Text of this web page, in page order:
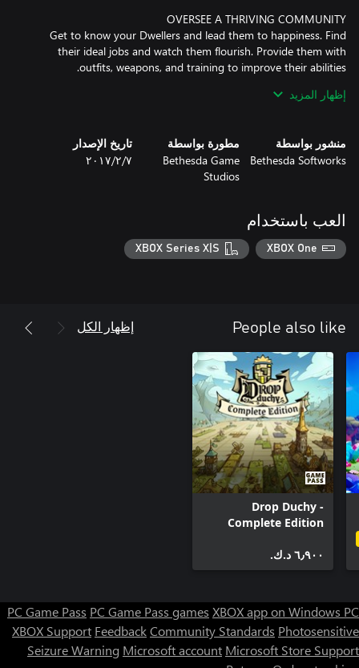
Get to know your Dwellers and lead them to happiness. Find
their ideal jobs and watch them flourish. Provide them with
A well-run Vault requires a variety of Dwellers with a mix of skills.
role in their personal lives; play matchmaker and watch the
From time to time, idyllic Vault life may be disrupted by the
dangers of post-nuclear life. Prepare your Dwellers to protect
Vault-Tec has provided the tools, but the rest is up to you. What
are you waiting for? Get started building your Vault today for
https://eulas.bethesda.net/Fallout%20Shelter
إظهار المزيد
منشور بواسطة
Bethesda Softworks
مطورة بواسطة
Bethesda Game
Studios
تاريخ الإصدار
٧‏/٢‏/٢٠١٧
العب باستخدام
XBOX One
XBOX Series X|S
People also like إظهار الكل
Drop Duchy -
Complete Edition
٦٫٩٠٠ د.ك.‏
PC Game Pass PC Game Pass games XBOX app on Windows PC
XBOX Support FeedbackCommunity Standards Photosensitive
Seizure Warning Microsoft account Microsoft Store Support